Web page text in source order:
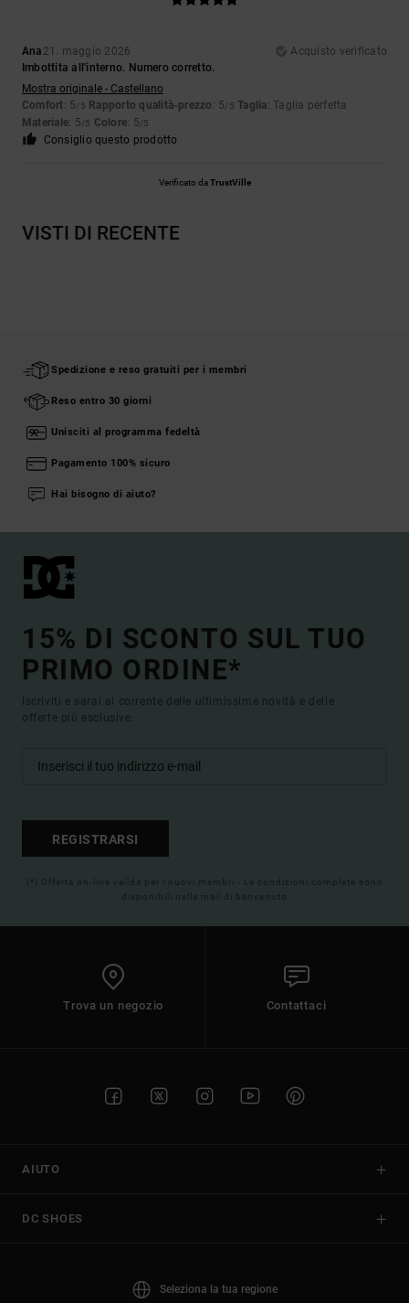
Ana 21. maggio 2026
Acquisto verificato
Imbottita all'interno. Numero corretto.
Mostra originale - Castellano
Comfort: 5/5 Rapporto qualità-prezzo : 5/5 Taglia: Taglia perfetta
Materiale: 5/5 Colore: 5/5
Consiglio questo prodotto
Verificato daTrustVille
VISTI DI RECENTE
Spedizione e reso gratuiti per i membri
Reso entro 30 giorni
Unisciti al programma fedeltà
Pagamento 100% sicuro
Hai bisogno di aiuto?
15% DI SCONTO SUL TUO
PRIMO ORDINE*
Iscriviti e sarai al corrente delle ultimissime novità e delle
offerte più esclusive.
REGISTRARSI
(*) Offerta on-line valida per i nuovi membri - Le condizioni complete sono
disponibili nella mail di benvenuto
Trova un negozio Contattaci
AIUTO
DC SHOES
Seleziona la tua regione